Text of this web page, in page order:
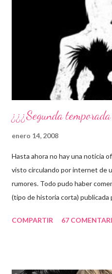
i
¿¿¿Segunda
enero 14, 2008
Hasta ahora no hay una noticia
visto circulando por internet de
rumores. Todo pudo haber
(tipo de historia corta) publicada
información y/o Descargar one
COMPARTIR 67